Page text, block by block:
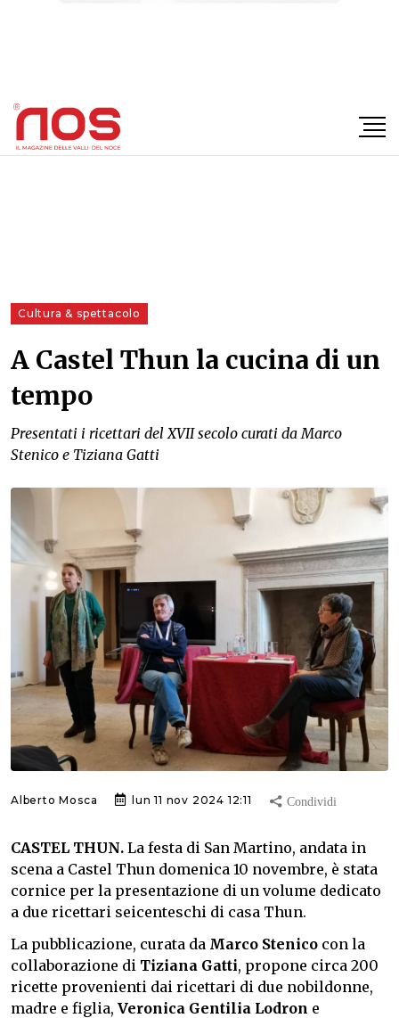
Cultura & spettacolo
A Castel Thun la cucina di un
tempo
Presentati i ricettari del XVII secolo curati da Marco
Stenico e Tiziana Gatti
Alberto Mosca lun 11 nov 2024 12:11
CASTEL THUN. La festa di San Martino, andata in
scena a Castel Thun domenica 10 novembre, è stata
cornice per la presentazione di un volume dedicato
a due ricettari seicenteschi di casa Thun.
La pubblicazione, curata da Marco Stenico con la
collaborazione di Tiziana Gatti, propone circa 200
ricette provenienti dai ricettari di due nobildonne,
madre e figlia, Veronica Gentilia Lodron e